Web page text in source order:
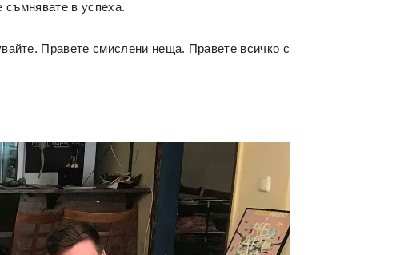
в успеха.
Правете смислени неща. Правете всичко с